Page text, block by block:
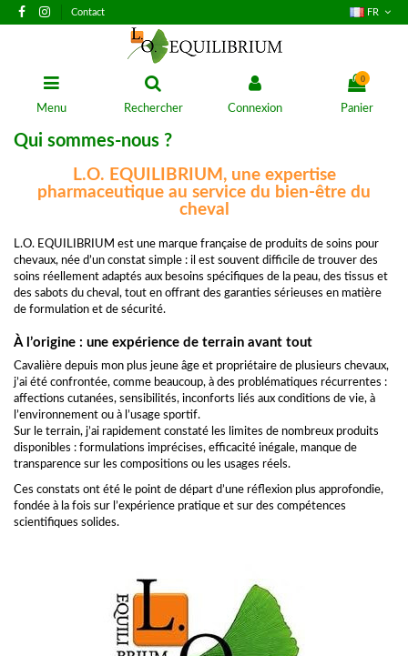
Contact FR
Menu Rechercher Connexion
0
Panier
Qui sommes-nous ?
L.O. EQUILIBRIUM, une expertise
pharmaceutique au service du bien-être du
cheval
L.O. EQUILIBRIUM est une marque française de produits de soins pour
chevaux, née d’un constat simple : il est souvent difficile de trouver des
soins réellement adaptés aux besoins spécifiques de la peau, des tissus et
des sabots du cheval, tout en offrant des garanties sérieuses en matière
de formulation et de sécurité.
À l’origine : une expérience de terrain avant tout
Cavalière depuis mon plus jeune âge et propriétaire de plusieurs chevaux,
j’ai été confrontée, comme beaucoup, à des problématiques récurrentes :
affections cutanées, sensibilités, inconforts liés aux conditions de vie, à
l’environnement ou à l’usage sportif.
Sur le terrain, j’ai rapidement constaté les limites de nombreux produits
disponibles : formulations imprécises, efficacité inégale, manque de
transparence sur les compositions ou les usages réels.
Ces constats ont été le point de départ d’une réflexion plus approfondie,
fondée à la fois sur l’expérience pratique et sur des compétences
scientifiques solides.